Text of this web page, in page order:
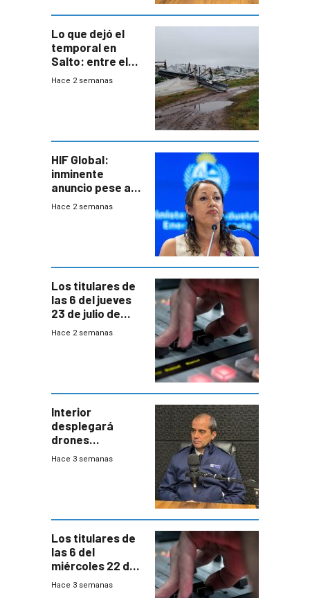
Lo que dejó el
temporal en
Salto: entre el
impacto
Hace 2 semanas
HIF Global:
inminente
anuncio pese a
declaración de
gobierno
Hace 2 semanas
Los titulares de
las 6 del jueves
23 de julio de
2026
Hace 2 semanas
Interior
desplegará
drones
autónomos para
Hace 3 semanas
Los titulares de
las 6 del
miércoles 22 de
julio de 2026
Hace 3 semanas